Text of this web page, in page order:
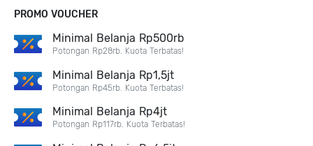
PROMO VOUCHER
Minimal Belanja Rp500rb
Potongan Rp28rb. Kuota Terbatas!
Minimal Belanja Rp1,5jt
Potongan Rp45rb. Kuota Terbatas!
Minimal Belanja Rp4jt
Potongan Rp117rb. Kuota Terbatas!